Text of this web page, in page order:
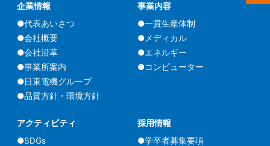
企業情報
●代表あいさつ
●会社概要
●会社沿革
●事業所案内
●日東電機グループ
●品質方針・環境方針
事業内容
●一貫生産体制
●メディカル
●エネルギー
●コンピューター
アクティビティ
●SDGs
採用情報
●学卒者募集要項